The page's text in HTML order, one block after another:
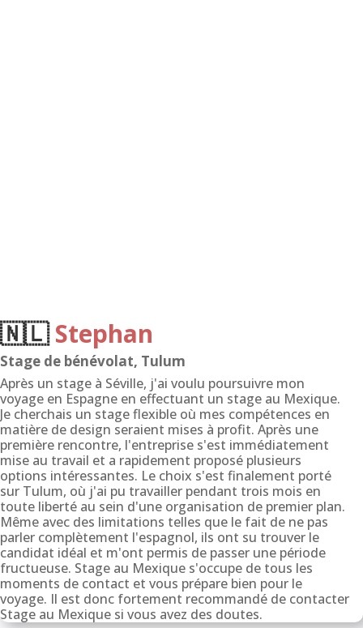
🇳🇱Stephan
Stage de bénévolat, Tulum
Après un stage à Séville, j'ai voulu poursuivre mon
voyage en Espagne en effectuant un stage au Mexique.
Je cherchais un stage flexible où mes compétences en
matière de design seraient mises à profit. Après une
première rencontre, l'entreprise s'est immédiatement
mise au travail et a rapidement proposé plusieurs
options intéressantes. Le choix s'est finalement porté
sur Tulum, où j'ai pu travailler pendant trois mois en
toute liberté au sein d'une organisation de premier plan.
Même avec des limitations telles que le fait de ne pas
parler complètement l'espagnol, ils ont su trouver le
candidat idéal et m'ont permis de passer une période
fructueuse. Stage au Mexique s'occupe de tous les
moments de contact et vous prépare bien pour le
voyage. Il est donc fortement recommandé de contacter
Stage au Mexique si vous avez des doutes.